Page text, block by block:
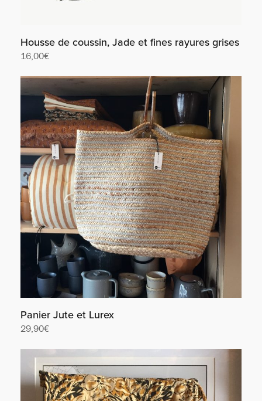
Housse de coussin, Jade et fines rayures grises
16,00€
Panier Jute et Lurex
29,90€